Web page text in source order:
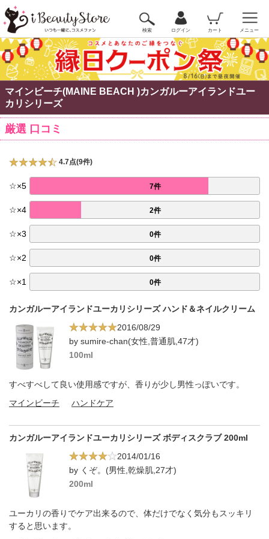
検索 ログイン カート メニュー
マインビーチ(MAINE BEACH )カンガルーアイランドユー
カリシリーズ
厳選 口コミ
4.7点(9件)
☆×5 7件
☆×4 2件
☆×3 0件
☆×2 0件
☆×1 0件
カンガルーアイランドユーカリシリーズ ハンド＆ネイルクリーム
2016/08/29
by sumire-chan(女性,普通肌,47才)
100ml
すべすべして良い使用感ですが、香りが少し男性っぽいです。
マインビーチ
ハンドケア
カンガルーアイランドユーカリシリーズ ボディスクラブ 200ml
2014/01/16
by くぞ。(男性,乾燥肌,27才)
200ml
ユーカリの香りでケア出来るので、体だけでなく気分もスッキリ
すると思います。